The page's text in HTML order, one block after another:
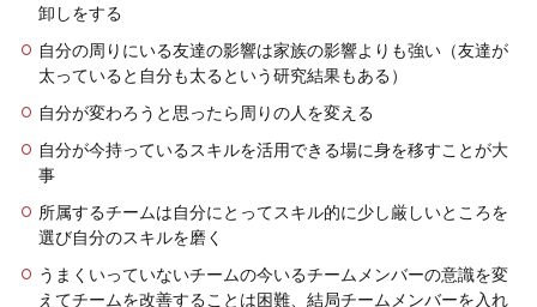
卸しをする
自分の周りにいる友達の影響は家族の影響よりも強い（友達が
太っていると自分も太るという研究結果もある）
自分が変わろうと思ったら周りの人を変える
自分が今持っているスキルを活用できる場に身を移すことが大
事
所属するチームは自分にとってスキル的に少し厳しいところを
選び自分のスキルを磨く
うまくいっていないチームの今いるチームメンバーの意識を変
えてチームを改善することは困難、結局チームメンバーを入れ